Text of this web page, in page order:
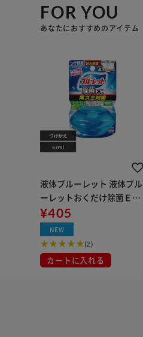
FOR YOU
あなたにおすすめのアイテム
液体ブルーレット 液体ブル
ーレットおくだけ除菌ＥＸ
つけ替え スーパーミント
¥405
NEW
(2)
カートに入れる